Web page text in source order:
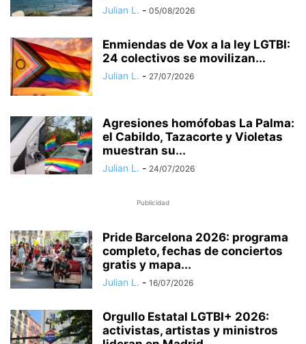
Julian L. - 05/08/2026
Enmiendas de Vox a la ley LGTBI:
24 colectivos se movilizan...
Julian L. - 27/07/2026
​Agresiones homófobas La Palma:
el Cabildo, Tazacorte y Violetas
muestran su...
Julian L. - 24/07/2026
Publicidad
Pride Barcelona 2026: programa
completo, fechas de conciertos
gratis y mapa...
Julian L. - 16/07/2026
Orgullo Estatal LGTBI+ 2026:
activistas, artistas y ministros